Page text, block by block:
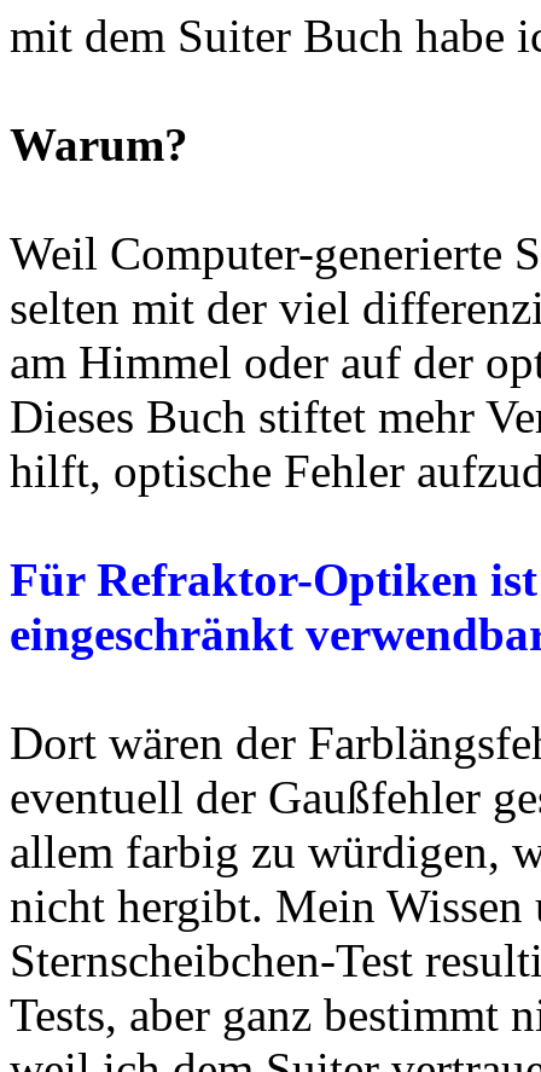
mit dem Suiter Buch habe
Warum?
Weil Computer-generierte
selten mit der viel
am Himmel oder auf der
Dieses Buch stiftet mehr
hilft, optische Fehler
Für Refraktor-Optiken
eingeschränkt
Dort wären der
eventuell der Gaußfehler
allem farbig zu würdigen,
nicht hergibt. Mein Wissen
Sternscheibchen-Test
Tests, aber ganz bestimmt